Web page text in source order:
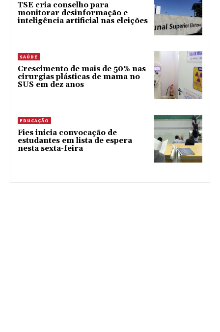
TSE cria conselho para
monitorar desinformação e
inteligência artificial nas eleições
SAÚDE
Crescimento de mais de 50% nas
cirurgias plásticas de mama no
SUS em dez anos
EDUCAÇÃO
Fies inicia convocação de
estudantes em lista de espera
nesta sexta-feira